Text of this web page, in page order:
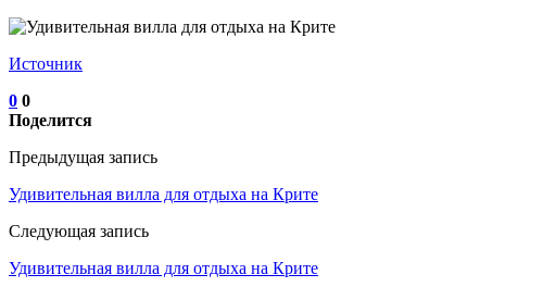
Источник
0 0
Поделится
Предыдущая запись
Удивительная вилла для отдыха на Крите
Следующая запись
Удивительная вилла для отдыха на Крите